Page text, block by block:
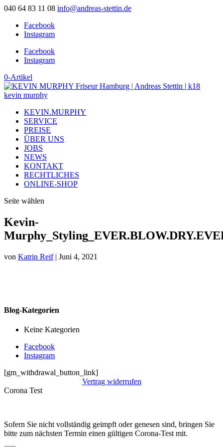
040 64 83 11 08 info@andreas-stettin.de
Facebook
Instagram
Facebook
Instagram
0-Artikel
KEVIN.MURPHY
SERVICE
PREISE
ÜBER UNS
JOBS
NEWS
KONTAKT
RECHTLICHES
ONLINE-SHOP
Seite wählen
Kevin-
von Katrin Reif| Juni 4, 2021
Blog-Kategorien
Keine Kategorien
Facebook
Instagram
[gm_withdrawal_button_link]
Vertrag widerrufen
Corona Test
Sofern Sie nicht vollständig geimpft oder genesen sind, bringen Sie
bitte zum nächsten Termin einen gültigen Corona-Test mit.